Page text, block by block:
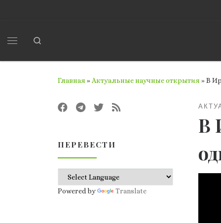
Главная »Актуальные научные открытия »В
В
ПЕРЕВЕСТИ
Powered by Translate